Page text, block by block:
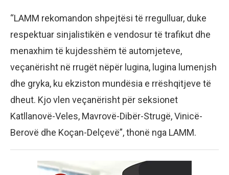
“LAMM rekomandon shpejtësi të rregulluar, duke
respektuar sinjalistikën e vendosur të trafikut dhe
menaxhim të kujdesshëm të automjeteve,
veçanërisht në rrugët nëpër lugina, lugina lumenjsh
dhe gryka, ku ekziston mundësia e rrëshqitjeve të
dheut. Kjo vlen veçanërisht për seksionet
Katllanovë-Veles, Mavrovë-Dibër-Strugë, Vinicë-
Berovë dhe Koçan-Delçevë”, thonë nga LAMM.